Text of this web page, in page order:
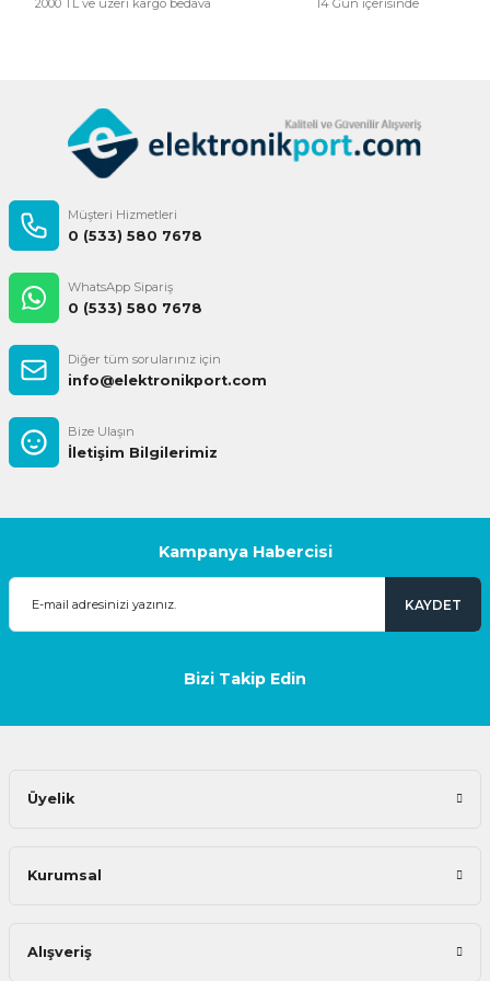
2000 TL ve üzeri kargo bedava 14 Gün içerisinde
Müşteri Hizmetleri
0 (533) 580 7678
WhatsApp Sipariş
0 (533) 580 7678
Diğer tüm sorularınız için
info@elektronikport.com
Bize Ulaşın
İletişim Bilgilerimiz
Kampanya Habercisi
KAYDET
Bizi Takip Edin
Üyelik
Kurumsal
Alışveriş